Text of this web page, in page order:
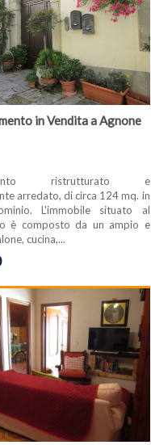
in Vendita a Agnone
ristrutturato e
arredato, di circa 124 mq. in
L'immobile situato al
è composto da un ampio e
cucina,...